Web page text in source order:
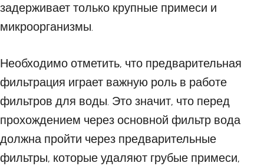
задерживает только крупные примеси и
микроорганизмы.
Необходимо отметить, что предварительная
фильтрация играет важную роль в работе
фильтров для воды. Это значит, что перед
прохождением через основной фильтр вода
должна пройти через предварительные
фильтры, которые удаляют грубые примеси,